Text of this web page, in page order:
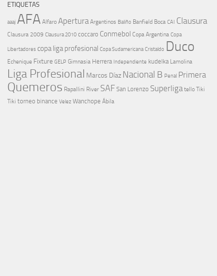
ETIQUETAS
aaaj AFA Alfaro Apertura Argentinos Baliño Banfield Boca CAI Clausura
Clausura 2009 Clausura 2010 coccaro Conmebol Copa Argentina Copa
Libertadores copa liga profesional Copa Sudamericana Cristaldo Duco
Echenique Fixture GELP Gimnasia Herrera Independiente kudelka Lamolina
Liga Profesional Marcos Díaz Nacional B Penal Primera
Quemeros Rapallini River SAF San Lorenzo Superliga tello Tiki
Tiki torneo binance Velez Wanchope Ábila